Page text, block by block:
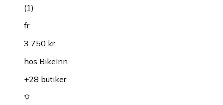
(1)
fr.
3 750 kr
hos BikeInn
+28 butiker